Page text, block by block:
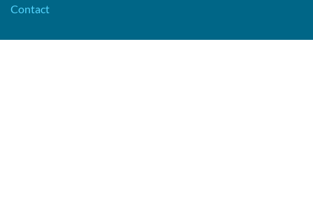
Contact